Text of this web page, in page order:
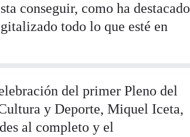
conseguir, como ha destacado
todo lo que esté en
del primer Pleno del
y Deporte, Miquel Iceta,
al completo y el